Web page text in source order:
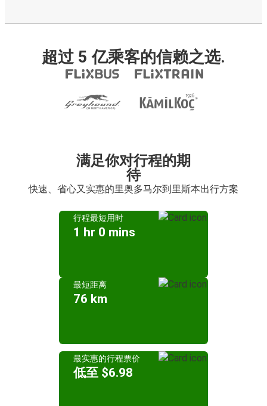
超过 5 亿乘客的信赖之选.
满足你对行程的期
待
快速、省心又实惠的里奥多马尔到里斯本出行方案
行程最短用时
1 hr 0 mins
最短距离
76 km
最实惠的行程票价
低至 $6.98